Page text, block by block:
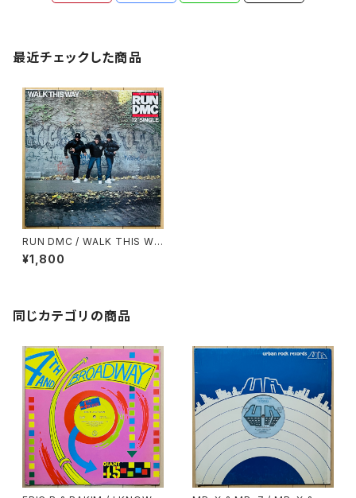
最近チェックした商品
RUN DMC / WALK THIS WA
Y
¥1,800
同じカテゴリの商品